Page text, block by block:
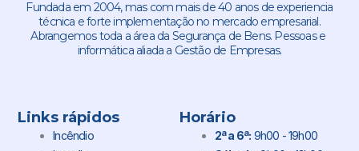
Fundada em 2004, mas com mais de 40 anos de experiencia
técnica e forte implementação no mercado empresarial.
Abrangemos toda a área da Segurança de Bens. Pessoas e
informática aliada a Gestão de Empresas.
Links rápidos
Incêndio
Horário
2ª a 6ª: 9h00 - 19h00